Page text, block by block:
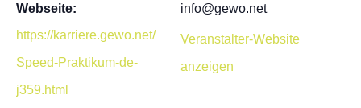
Webseite:
https://karriere.gewo.net/
Speed-Praktikum-de-
j359.html
info@gewo.net
Veranstalter-Website
anzeigen